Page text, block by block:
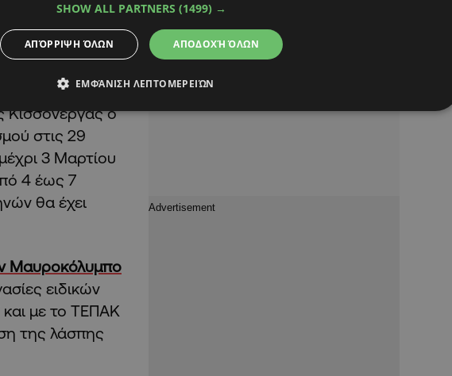
περιοχή
Ανάδοχο, αυτή
Κισσόνεργας ο
στις 29
3 Μαρτίου
4 έως 7
θα έχει
Μαυροκόλυμπο
ειδικών
με το ΤΕΠΑΚ
της λάσπης
SHOW ALL PARTNERS (1499) →
ΑΠΟΔΟΧΉ ΌΛΩΝ
ΑΠΌΡΡΙΨΗ ΌΛΩΝ
ΕΜΦΆΝΙΣΗ ΛΕΠΤΟΜΕΡΕΙΏΝ